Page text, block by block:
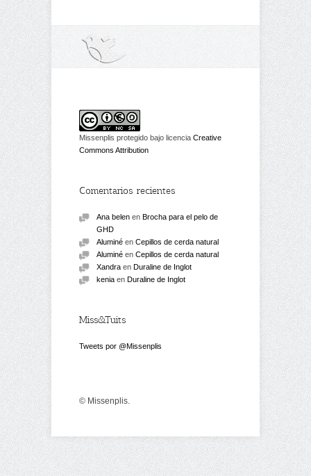
Missenplis protegido bajo licencia Creative
Commons Attribution
Comentarios recientes
Ana belen en Brocha para el pelo de
GHD
Aluminé en Cepillos de cerda natural
Aluminé en Cepillos de cerda natural
Xandra en Duraline de Inglot
kenia en Duraline de Inglot
Miss&Tuits
Tweets por @Missenplis
© Missenplis.